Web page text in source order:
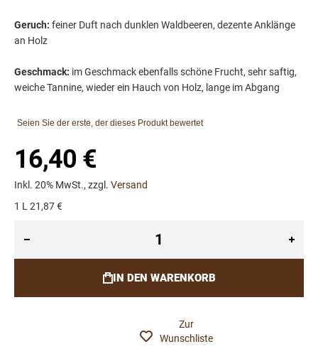
Geruch: feiner Duft nach dunklen Waldbeeren, dezente Anklänge
an Holz
Geschmack: im Geschmack ebenfalls schöne Frucht, sehr saftig,
weiche Tannine, wieder ein Hauch von Holz, lange im Abgang
Seien Sie der erste, der dieses Produkt bewertet
16,40 €
Inkl. 20% MwSt., zzgl. Versand
1 L 21,87 €
IN DEN WARENKORB
Zur
Wunschliste